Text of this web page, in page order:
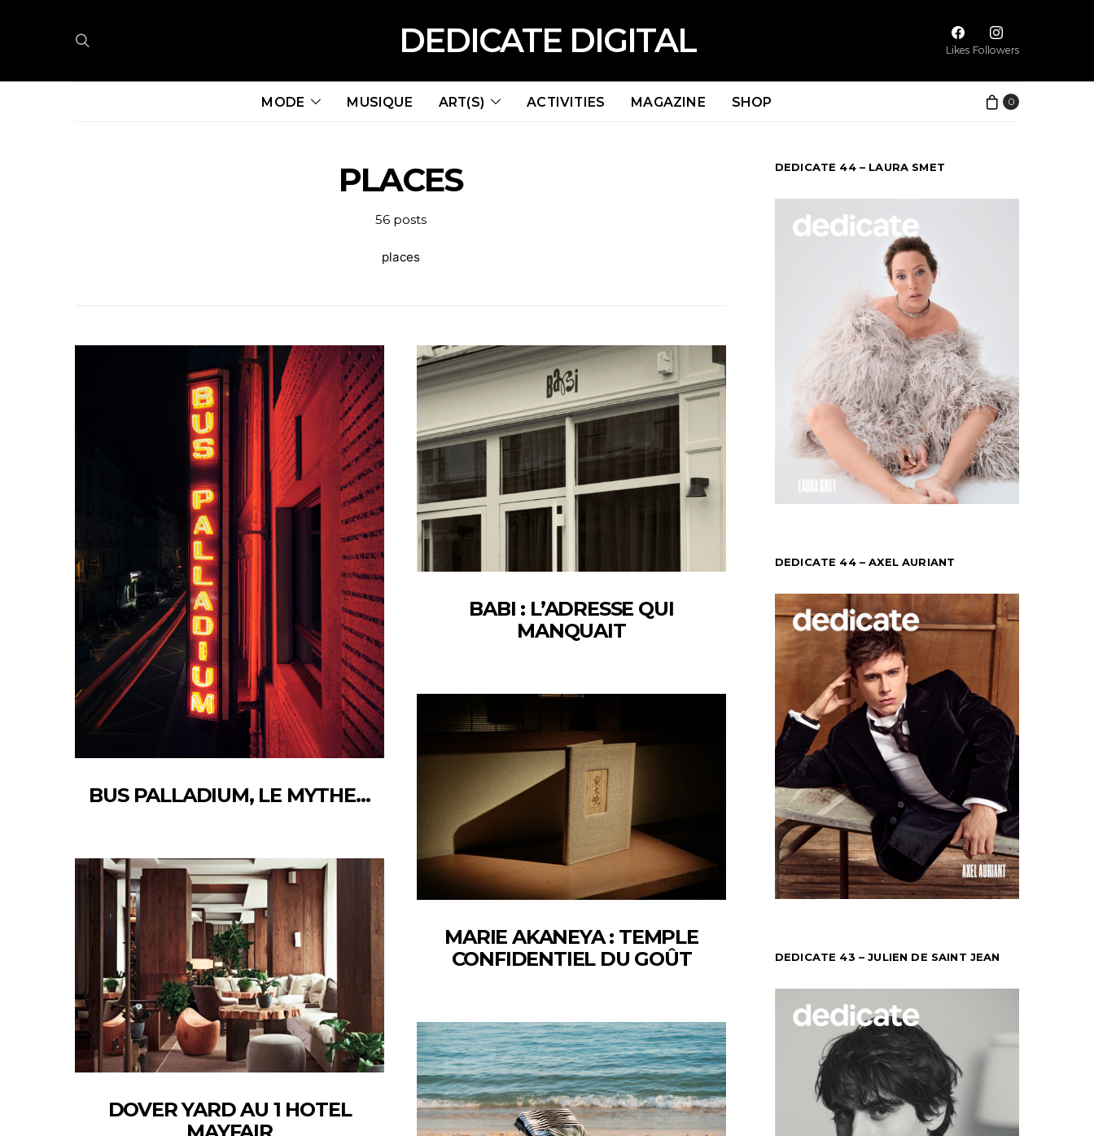
DEDICATE DIGITAL Likes Followers
MODE MUSIQUE ART(S) ACTIVITIES MAGAZINE SHOP 0
PLACES
56 posts
places
BUS PALLADIUM, LE MYTHE…
DOVER YARD AU 1 HOTEL
BABI : L’ADRESSE QUI
MANQUAIT
MARIE AKANEYA : TEMPLE
CONFIDENTIEL DU GOÛT
DEDICATE 44 – LAURA SMET
DEDICATE 44 – AXEL AURIANT
DEDICATE 43 – JULIEN DE SAINT JEAN